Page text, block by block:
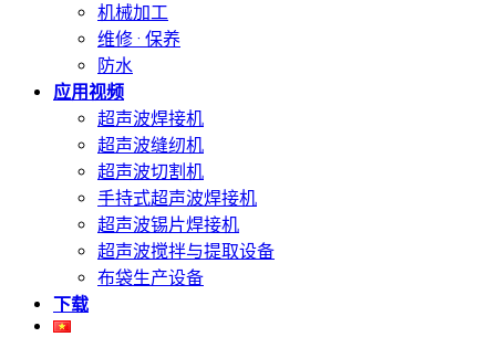
机械加工
维修 · 保养
防水
应用视频
超声波焊接机
超声波缝纫机
超声波切割机
手持式超声波焊接机
超声波锡片焊接机
超声波搅拌与提取设备
布袋生产设备
下载